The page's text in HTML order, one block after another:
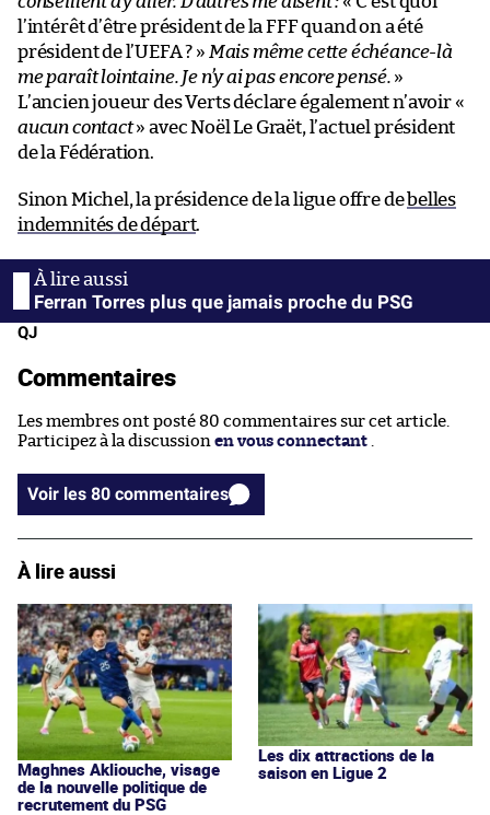
l’intérêt d’être président de la FFF quand on a été
président de l’UEFA ? » Mais même cette échéance-là
me paraît lointaine. Je n’y ai pas encore pensé. »
L’ancien joueur des Verts déclare également n’avoir «
aucun contact» avec Noël Le Graët, l’actuel président
de la Fédération.
Sinon Michel, la présidence de la ligue offre debelles
indemnités de départ.
Ferran Torres plus que jamais proche du PSG
QJ
Commentaires
Les membres ont posté 80 commentaires sur cet article.
Participez à la discussion en vous connectant
Voir les 80 commentaires
À lire aussi
Maghnes Akliouche, visage
de la nouvelle politique de
recrutement du PSG
Les dix attractions de la
saison en Ligue 2